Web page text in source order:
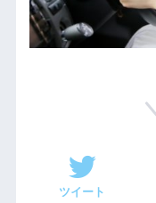
ツイート